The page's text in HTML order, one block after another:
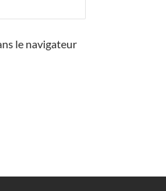
le navigateur